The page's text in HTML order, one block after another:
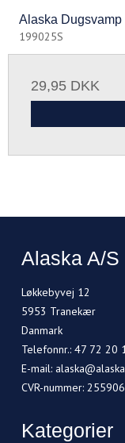
Alaska Dugsvamp
199025S
29,95 DKK
Alaska A/S
Løkkebyvej 12
5953 Tranekær
Danmark
Telefonnr.: 47 72 20
E-mail:
CVR-nummer:
Kategorier